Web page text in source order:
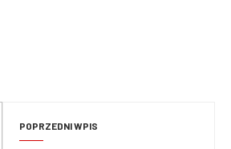
POPRZEDNI WPIS